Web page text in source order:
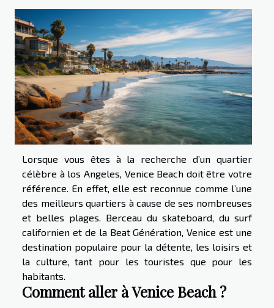
Lorsque vous êtes à la recherche d’un quartier
célèbre à los Angeles, Venice Beach doit être votre
référence. En effet, elle est reconnue comme l’une
des meilleurs quartiers à cause de ses nombreuses
et belles plages. Berceau du skateboard, du surf
californien et de la Beat Génération, Venice est une
destination populaire pour la détente, les loisirs et
la culture, tant pour les touristes que pour les
habitants.
Comment aller à Venice Beach ?